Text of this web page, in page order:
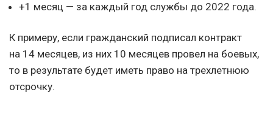
+1 месяц — за каждый год службы до 2022 года.
К примеру, если гражданский подписал контракт
на 14 месяцев, из них 10 месяцев провел на боевых,
то в результате будет иметь право на трехлетнюю
отсрочку.